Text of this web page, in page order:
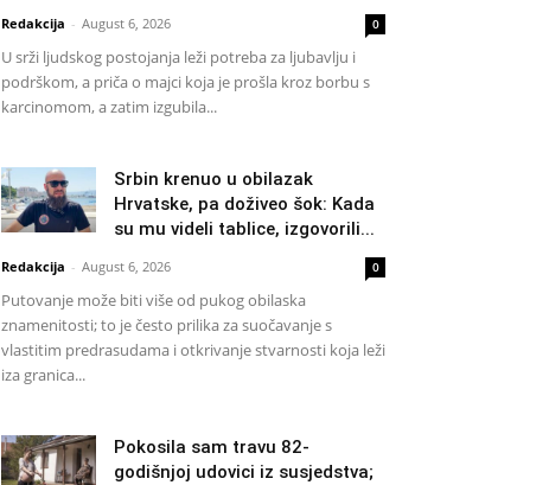
Redakcija - August 6, 2026 0
U srži ljudskog postojanja leži potreba za ljubavlju i
podrškom, a priča o majci koja je prošla kroz borbu s
karcinomom, a zatim izgubila...
Srbin krenuo u obilazak
Hrvatske, pa doživeo šok: Kada
su mu videli tablice, izgovorili...
Redakcija - August 6, 2026 0
Putovanje može biti više od pukog obilaska
znamenitosti; to je često prilika za suočavanje s
vlastitim predrasudama i otkrivanje stvarnosti koja leži
iza granica...
Pokosila sam travu 82-
godišnjoj udovici iz susjedstva;